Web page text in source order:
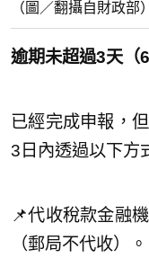
（圖／翻攝自財政部）
逾期未超過3天（
已經完成申報，
3日內透過以下方
📌代收稅款金融
（郵局不代收）。